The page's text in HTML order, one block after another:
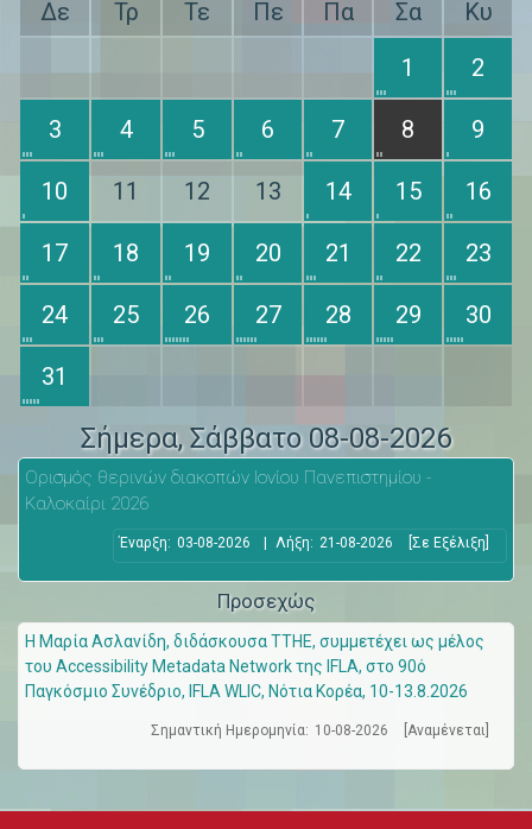
Δε Τρ Τε Πε Πα Σα
Κυ
1
2
3 4 5 6 7 8 9
10 11 12 13 14 15 16
17 18 19 20 21 22 23
24 25 26 27 28 29 30
31
Σήμερα, Σάββατο 08-08-2026
Ορισμός θερινών διακοπών Ιονίου Πανεπιστημίου -
Καλοκαίρι 2026
Έναρξη: 03-08-2026 Λήξη: 21-08-2026 [Σε Εξέλιξη]
Προσεχώς
Η Μαρία Ασλανίδη, διδάσκουσα ΤΤΗΕ, συμμετέχει ως μέλος
του Accessibility Metadata Network της IFLA, στο 90ό
Παγκόσμιο Συνέδριο, IFLA WLIC, Νότια Κορέα, 10-13.8.2026
Σημαντική Ημερομηνία: 10-08-2026 [Αναμένεται]